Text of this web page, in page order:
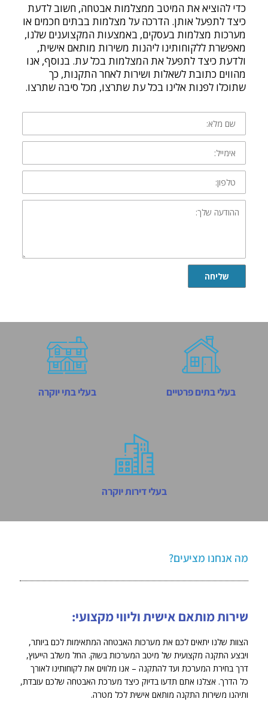
כדי להוציא את המיטב ממצלמות אבטחה, חשוב לדעת
כיצד לתפעל אותן. הדרכה על מצלמות בבתים חכמים או
מערכות מצלמות בעסקים, באמצעות המקצוענים שלנו,
מאפשרת ללקוחותינו ליהנות משירות מותאם אישית,
ולדעת כיצד לתפעל את המצלמות בכל עת. בנוסף, אנו
מהווים כתובת לשאלות ושירות לאחר התקנות, כך
שתוכלו לפנות אלינו בכל עת שתרצו, מכל סיבה שתרצו.
שם
מלא:
אימייל:
טלפון:
ההודעה
שלך:
שליחה
בעלי בתים פרטיים בעלי בתי יוקרה
בעלי דירות יוקרה
מה אנחנו מציעים?
שירות מותאם אישית וליווי מקצועי:
הצוות שלנו יתאים לכם את מערכות האבטחה המתאימות לכם ביותר,
ויבצע התקנה מקצועית של מיטב המערכות בשוק. החל משלב הייעוץ,
דרך בחירת המערכת ועד להתקנה – אנו מלווים את לקוחותינו לאורך
כל הדרך. אצלנו אתם תדעו בדיוק כיצד מערכת האבטחה שלכם עובדת,
ותיהנו משירות התקנה מותאם אישית לכל מטרה.